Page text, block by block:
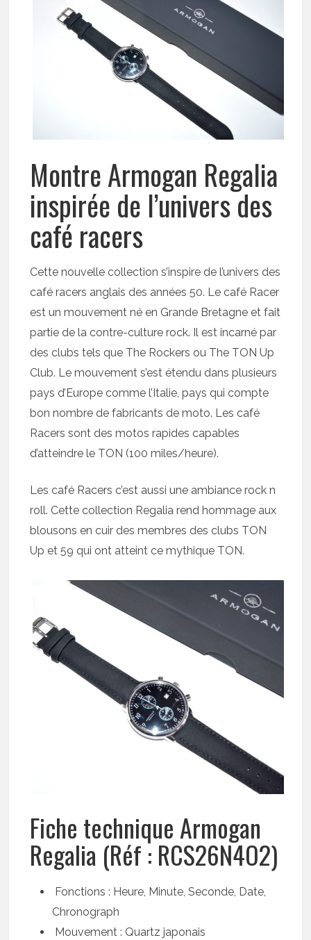
Montre Armogan Regalia
inspirée de l’univers des
café racers
Cette nouvelle collection s’inspire de l’univers des
café racers anglais des années 50. Le café Racer
est un mouvement né en Grande Bretagne et fait
partie de la contre-culture rock. Il est incarné par
des clubs tels que The Rockers ou The TON Up
Club. Le mouvement s’est étendu dans plusieurs
pays d’Europe comme l’Italie, pays qui compte
bon nombre de fabricants de moto. Les café
Racers sont des motos rapides capables
d’atteindre le TON (100 miles/heure).
Les café Racers c’est aussi une ambiance rock n
roll. Cette collection Regalia rend hommage aux
blousons en cuir des membres des clubs TON
Up et 59 qui ont atteint ce mythique TON.
Fiche technique Armogan
Regalia (Réf : RCS26N4O2)
Fonctions : Heure, Minute, Seconde, Date,
Chronograph
Mouvement : Quartz japonais